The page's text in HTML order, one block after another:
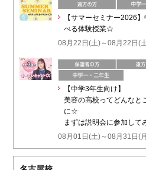
【サマーセミナー2026
べる体験授業☆
08月22日(土)～08月22日(
【中学3年生向け】
美容の高校ってどんなと
に☆
まずは説明会に参加して
08月01日(土)～08月31日(